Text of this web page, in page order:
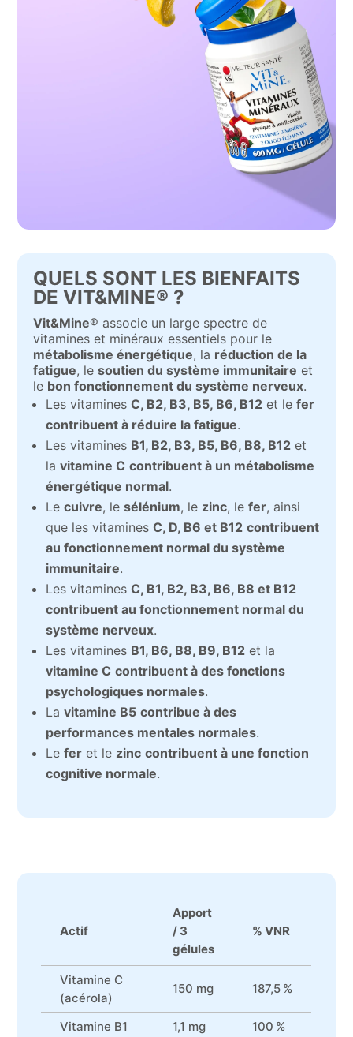
QUELS SONT LES BIENFAITS
DE VIT&MINE® ?
Vit&Mine® associe un large spectre de
vitamines et minéraux essentiels pour le
métabolisme énergétique, la réduction de la
fatigue, lesoutien du système immunitaire et
le bon fonctionnement du système nerveux.
Les vitaminesC, B2, B3, B5, B6, B12 et lefer
contribuent à réduire la fatigue.
Les vitamines B1, B2, B3, B5, B6, B8, B12 et
lavitamine C contribuent à un métabolisme
énergétique normal.
Lecuivre, lesélénium, le zinc, lefer, ainsi
que les vitaminesC, D, B6 et B12 contribuent
au fonctionnement normal du système
immunitaire.
Les vitaminesC, B1, B2, B3, B6, B8 et B12
contribuent au fonctionnement normal du
système nerveux.
Les vitamines B1, B6, B8, B9, B12 et la
vitamine C contribuent à des fonctions
psychologiques normales.
Lavitamine B5 contribue à des
performances mentales normales.
Lefer et le zinc contribuent à une fonction
cognitive normale.
Actif
Apport
/ 3
gélules
% VNR
Vitamine C
(acérola)
150 mg 187,5 %
Vitamine B1 1,1 mg 100 %